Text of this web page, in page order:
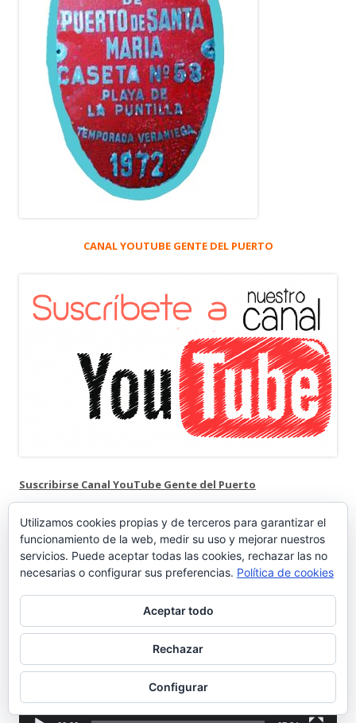
CANAL YOUTUBE GENTE DEL PUERTO
Suscribirse Canal YouTube Gente del Puerto
CANAL DE YOUTUBE
Reproductor
de
Utilizamos cookies propias y de terceros para garantizar el
funcionamiento de la web, medir su uso y mejorar nuestros
servicios. Puede aceptar todas las cookies, rechazar las no
necesarias o configurar sus preferencias. Política de cookies
Aceptar todo
Rechazar
Configurar